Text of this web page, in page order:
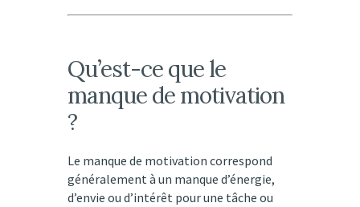
Qu’est-ce que le
manque de motivation
?
Le manque de motivation correspond
généralement à un manque d’énergie,
d’envie ou d’intérêt pour une tâche ou